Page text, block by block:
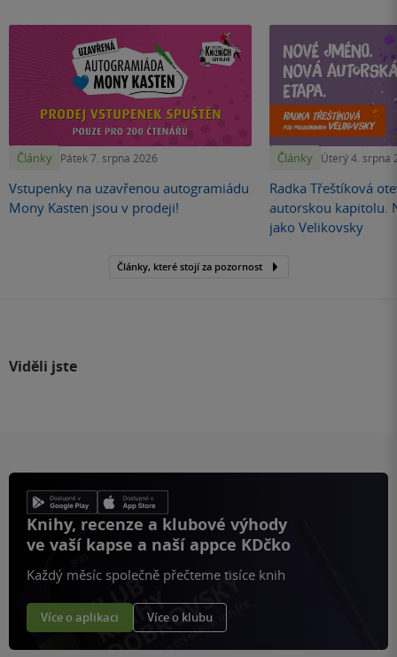
Články Pátek 7. srpna 2026
Vstupenky na uzavřenou autogramiádu
Mony Kasten jsou v prodeji!
Články Úterý 4. srpna
Radka Třeštíková
autorskou kapitolu.
jako Velikovsky
Články, které stojí za pozornost
Viděli jste
Knihy, recenze a klubové výhody
ve vaší kapse a naší appce KDčko
Každý měsíc společně přečteme tisíce knih
Více o aplikaci Více o klubu